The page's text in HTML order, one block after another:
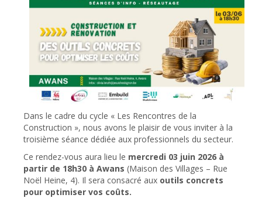
Dans le cadre du cycle « Les Rencontres de la
Construction », nous avons le plaisir de vous inviter à la
troisième séance dédiée aux professionnels du secteur.
Ce rendez-vous aura lieu le mercredi 03 juin 2026 à
partir de 18h30 à Awans (Maison des Villages – Rue
Noël Heine, 4). Il sera consacré aux outils concrets
pour optimiser vos coûts.